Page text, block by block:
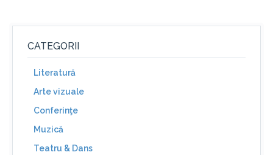
CATEGORII
Literatură
Arte vizuale
Conferinţe
Muzică
Teatru & Dans